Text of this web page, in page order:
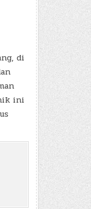
di
ini